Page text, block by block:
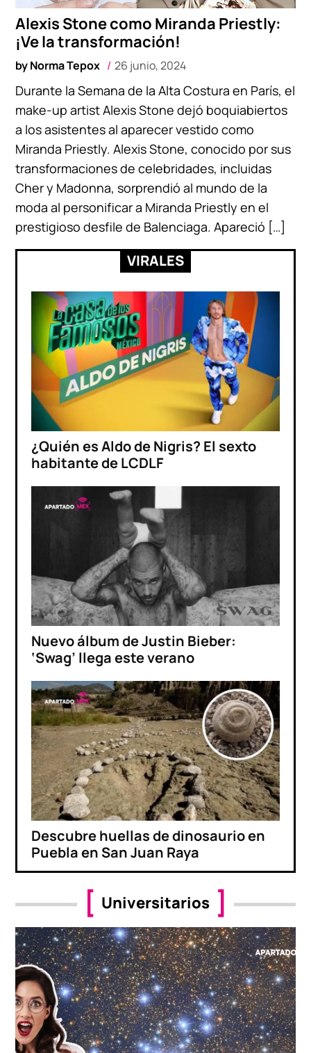
Alexis Stone como Miranda Priestly:
¡Ve la transformación!
byNorma Tepox 26 junio, 2024
Durante la Semana de la Alta Costura en París, el
make-up artist Alexis Stone dejó boquiabiertos
a los asistentes al aparecer vestido como
Miranda Priestly. Alexis Stone, conocido por sus
transformaciones de celebridades, incluidas
Cher y Madonna, sorprendió al mundo de la
moda al personificar a Miranda Priestly en el
prestigioso desfile de Balenciaga. Apareció […]
VIRALES
¿Quién es Aldo de Nigris? El sexto
habitante de LCDLF
Nuevo álbum de Justin Bieber:
‘Swag’ llega este verano
Descubre huellas de dinosaurio en
Puebla en San Juan Raya
Universitarios